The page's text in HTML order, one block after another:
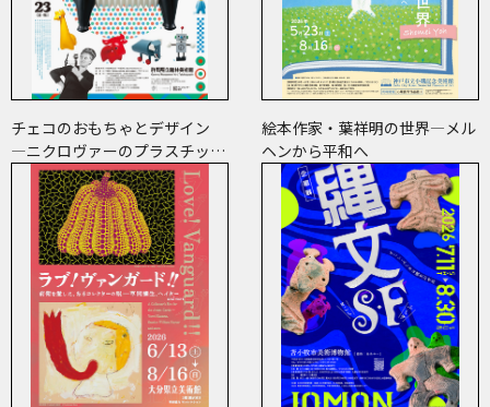
チェコのおもちゃとデザイン
―ニクロヴァーのプラスチッ
ク・トイから現代作家のアート
まで―
絵本作家・葉祥明の世界―メル
ヘンから平和へ